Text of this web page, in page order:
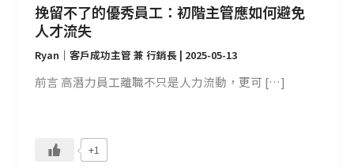
挽留不了的優秀員工：初階主管應如何避免
人才流失
Ryan｜客戶成功主管 兼 行銷長 | 2025-05-13
前言 高潛力員工離職不只是人力流動，更可 […]
+1
如
何
避
免